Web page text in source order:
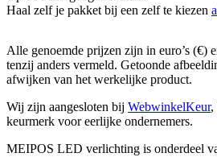
Haal zelf je pakket bij een zelf te kiezen
Alle genoemde prijzen zijn in euro’s (€)
tenzij anders vermeld. Getoonde
afwijken van het werkelijke product.
Wij zijn aangesloten bij WebwinkelKeur,
keurmerk voor eerlijke ondernemers.
MEIPOS LED verlichting is onderdeel